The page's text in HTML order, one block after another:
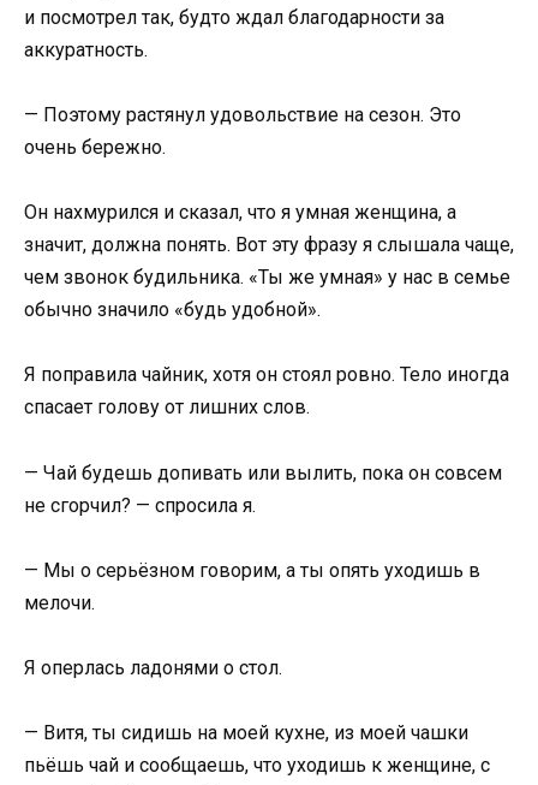
и посмотрел так, будто ждал благодарности за
аккуратность.
— Поэтому растянул удовольствие на сезон. Это
очень бережно.
Он нахмурился и сказал, что я умная женщина, а
значит, должна понять. Вот эту фразу я слышала чаще,
чем звонок будильника. «Ты же умная» у нас в семье
обычно значило «будь удобной».
Я поправила чайник, хотя он стоял ровно. Тело иногда
спасает голову от лишних слов.
— Чай будешь допивать или вылить, пока он совсем
не сгорчил? — спросила я.
— Мы о серьёзном говорим, а ты опять уходишь в
мелочи.
Я оперлась ладонями о стол.
— Витя, ты сидишь на моей кухне, из моей чашки
пьёшь чай и сообщаешь, что уходишь к женщине, с